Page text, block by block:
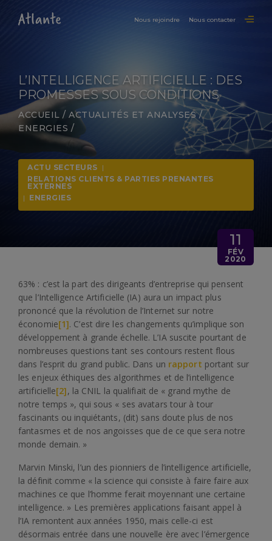
Nous rejoindre Nous contacter
L’INTELLIGENCE ARTIFICIELLE : DES
PROMESSES SOUS CONDITIONS
ACCUEIL / ACTUALITÉS ET ANALYSES/
ENERGIES /
ACTU SECTEURS |
RELATIONS CLIENTS & PARTIES PRENANTES
EXTERNES
| ENERGIES
11
FÉV
2020
63% : c’est la part des dirigeants d’entreprise qui pensent
que l’Intelligence Artificielle (IA) aura un impact plus
prononcé que la révolution de l’Internet sur notre
économie[1]. C’est dire les changements qu’implique son
développement à grande échelle. L’IA suscite pourtant de
nombreuses questions tant ses contours restent flous
dans l’esprit du grand public. Dans un rapport portant sur
les enjeux éthiques des algorithmes et de l’intelligence
artificielle[2], la CNIL la qualifiait de « grand mythe de
notre temps », qui sous « ses avatars tour à tour
fascinants ou inquiétants, (dit) sans doute plus de nos
fantasmes et de nos angoisses que de ce que sera notre
monde demain. »
Marvin Minski, l’un des pionniers de l’intelligence artificielle,
la définit comme « la science qui consiste à faire faire aux
machines ce que l’homme ferait moyennant une certaine
intelligence. » Les premières applications faisant appel à
l’IA remontent aux années 1950, mais celle-ci est
désormais entrée dans une nouvelle ère avec l’émergence